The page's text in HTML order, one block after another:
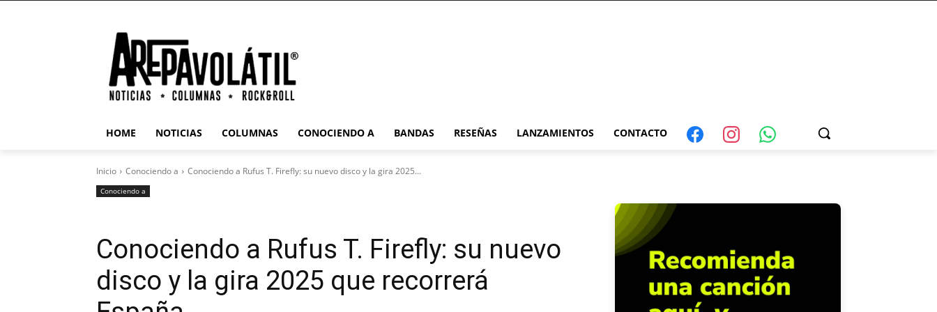
HOME NOTICIAS COLUMNAS CONOCIENDO A BANDAS RESEÑAS LANZAMIENTOS CONTACTO
Inicio Conociendo a Conociendo a Rufus T. Firefly: su nuevo disco y la gira 2025...
Conociendo a
Conociendo a Rufus T. Firefly: su nuevo
disco y la gira 2025 que recorrerá